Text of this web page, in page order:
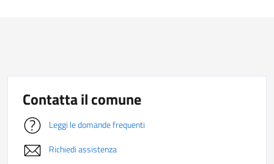
Contatta il comune
Leggi le domande frequenti
Richiedi assistenza